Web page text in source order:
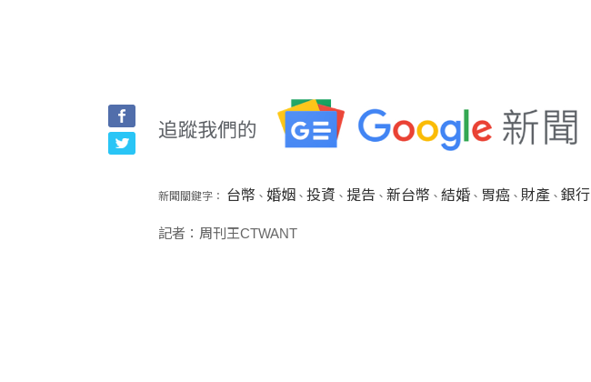
新聞關鍵字： 台幣 、 婚姻 、 投資 、 提告 、 新台幣 、 結婚、 胃癌 、 財產、 銀行
記者：周刊王CTWANT